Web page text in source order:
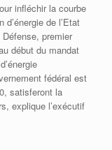
infléchir la courbe
de l’Etat
premier
début du mandat
fédéral est
satisferont la
explique l’exécutif